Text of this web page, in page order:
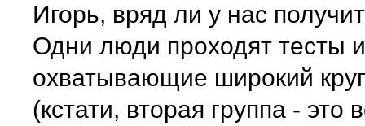
Игорь, вряд ли у нас
Одни люди проходят тесты
охватывающие широкий
(кстати, вторая группа -